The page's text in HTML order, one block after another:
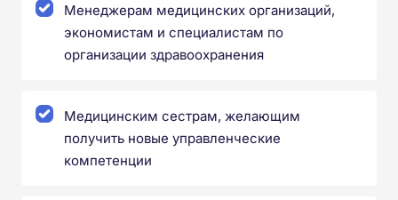
Менеджерам медицинских организаций,
экономистам и специалистам по
организации здравоохранения
Медицинским сестрам, желающим
получить новые управленческие
компетенции